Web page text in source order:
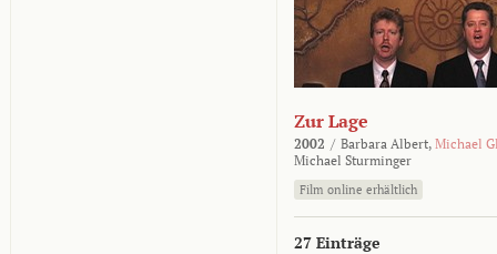
Zur Lage
2002 / Barbara Albert, Michael
Michael Sturminger
Film online erhältlich
27 Einträge